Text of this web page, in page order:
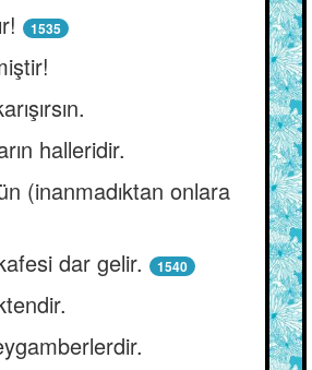
1535
halleridir.
(inanmadıktan onlara
dar gelir.
1540